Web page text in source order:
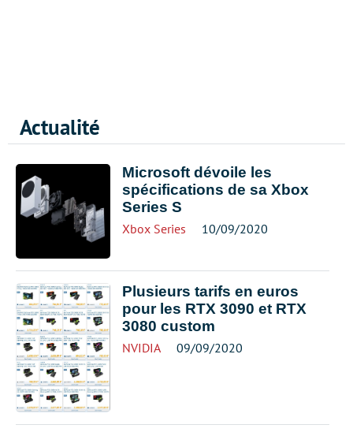
Actualité
Microsoft dévoile les
spécifications de sa Xbox
Series S
Xbox Series 10/09/2020
Plusieurs tarifs en euros
pour les RTX 3090 et RTX
3080 custom
NVIDIA 09/09/2020